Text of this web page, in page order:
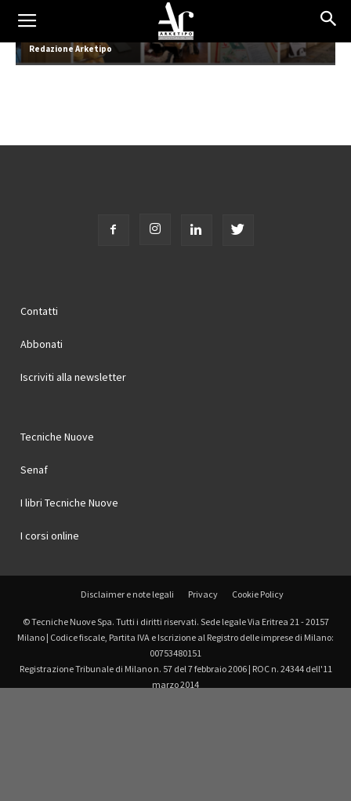
Tecniche Nuove incontra l’Ordine 2026
Redazione Arketipo
Contatti
Abbonati
Iscriviti alla newsletter
Tecniche Nuove
Senaf
I libri Tecniche Nuove
I corsi online
Disclaimer e note legali Privacy Cookie Policy
© Tecniche Nuove Spa. Tutti i diritti riservati. Sede legale Via Eritrea 21 - 20157
Milano | Codice fiscale, Partita IVA e Iscrizione al Registro delle imprese di Milano:
00753480151
Registrazione Tribunale di Milano n. 57 del 7 febbraio 2006 | ROC n. 24344 dell'11
marzo 2014